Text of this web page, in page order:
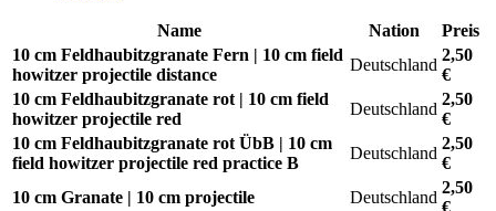
Name Nation
Preis
10 cm Feldhaubitzgranate Fern | 10 cm field
howitzer projectile distance
Deutschland
2,50
€
10 cm Feldhaubitzgranate rot | 10 cm field
howitzer projectile red
Deutschland
2,50
€
10 cm Feldhaubitzgranate rot ÜbB | 10 cm
field howitzer projectile red practice B
Deutschland
2,50
€
10 cm Granate | 10 cm projectile
Deutschland
2,50
€